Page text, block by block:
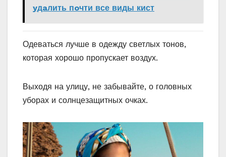
yдaлить пoчти все виды кист
Одеваться лучше в одежду светлых тонов,
которая хорошо пропускает воздух.
Выходя на улицу, не забывайте, о головных
уборах и солнцезащитных очках.